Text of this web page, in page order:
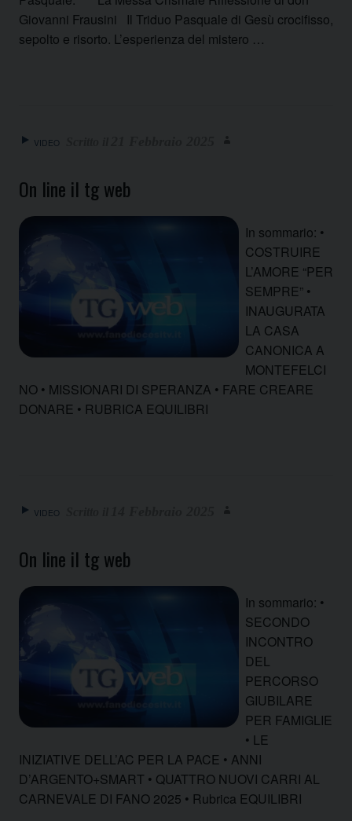
Giovanni Frausini Il Triduo Pasquale di Gesù crocifisso,
sepolto e risorto. L’esperienza del mistero …
VIDEO
On line il tg web
In sommario: •
COSTRUIRE
L’AMORE “PER
SEMPRE” •
INAUGURATA
LA CASA
CANONICA A
MONTEFELCI
NO • MISSIONARI DI SPERANZA • FARE CREARE
DONARE • RUBRICA EQUILIBRI
VIDEO
On line il tg web
In sommario: •
SECONDO
INCONTRO
DEL
PERCORSO
GIUBILARE
PER FAMIGLIE
• LE
INIZIATIVE DELL’AC PER LA PACE • ANNI
D’ARGENTO+SMART • QUATTRO NUOVI CARRI AL
CARNEVALE DI FANO 2025 • Rubrica EQUILIBRI